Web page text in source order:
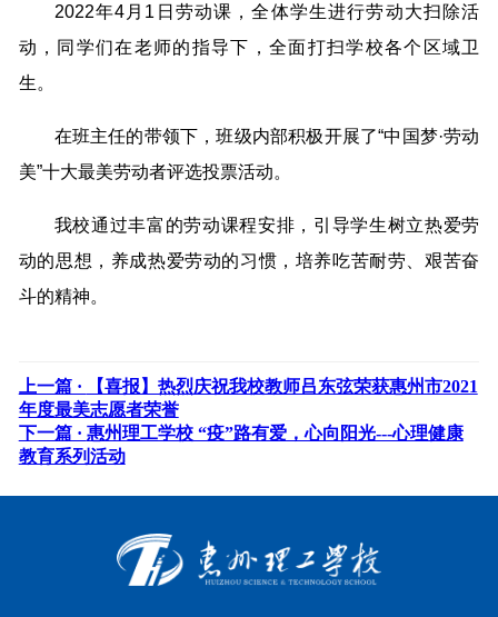
2022年4月1日劳动课，全体学生进行劳动大扫除活
动，同学们在老师的指导下，全面打扫学校各个区域卫
生。
在班主任的带领下，班级内部积极开展了“中国梦·劳动
美”十大最美劳动者评选投票活动。
我校通过丰富的劳动课程安排，引导学生树立热爱劳
动的思想，养成热爱劳动的习惯，培养吃苦耐劳、艰苦奋
斗的精神。
上一篇 ·
【喜报】热烈庆祝我校教师吕东弦荣获惠州市2021
年度最美志愿者荣誉
下一篇 · 惠州理工学校 “疫”路有爱，心向阳光---心理健康
教育系列活动